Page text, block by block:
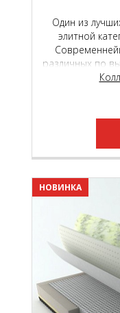
Один из
элитной
различных по
НОВИНКА